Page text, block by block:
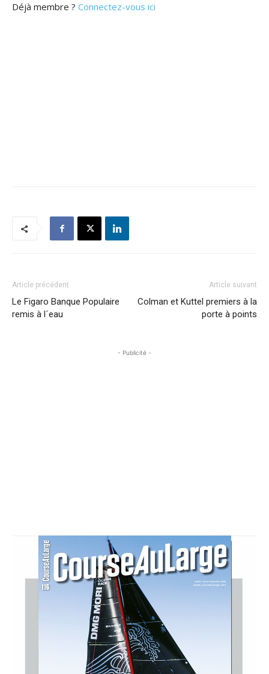
Déjà membre ? Connectez-vous ici
Article précédent
Le Figaro Banque Populaire
remis à l´eau
Article suivant
Colman et Kuttel premiers à la
porte à points
- Publicité -